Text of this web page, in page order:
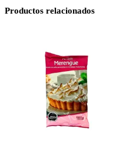
Productos relacionados